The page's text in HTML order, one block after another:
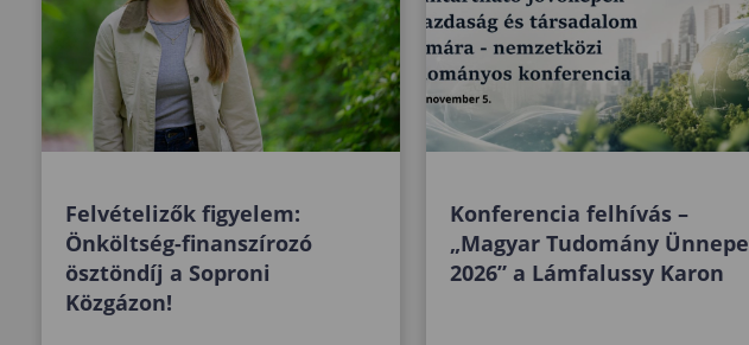
Felvételizők figyelem:
Önköltség-finanszírozó
ösztöndíj a Soproni
Közgázon!
Konferencia felhívás –
„Magyar Tudomány Ünnepe
2026” a Lámfalussy Karon